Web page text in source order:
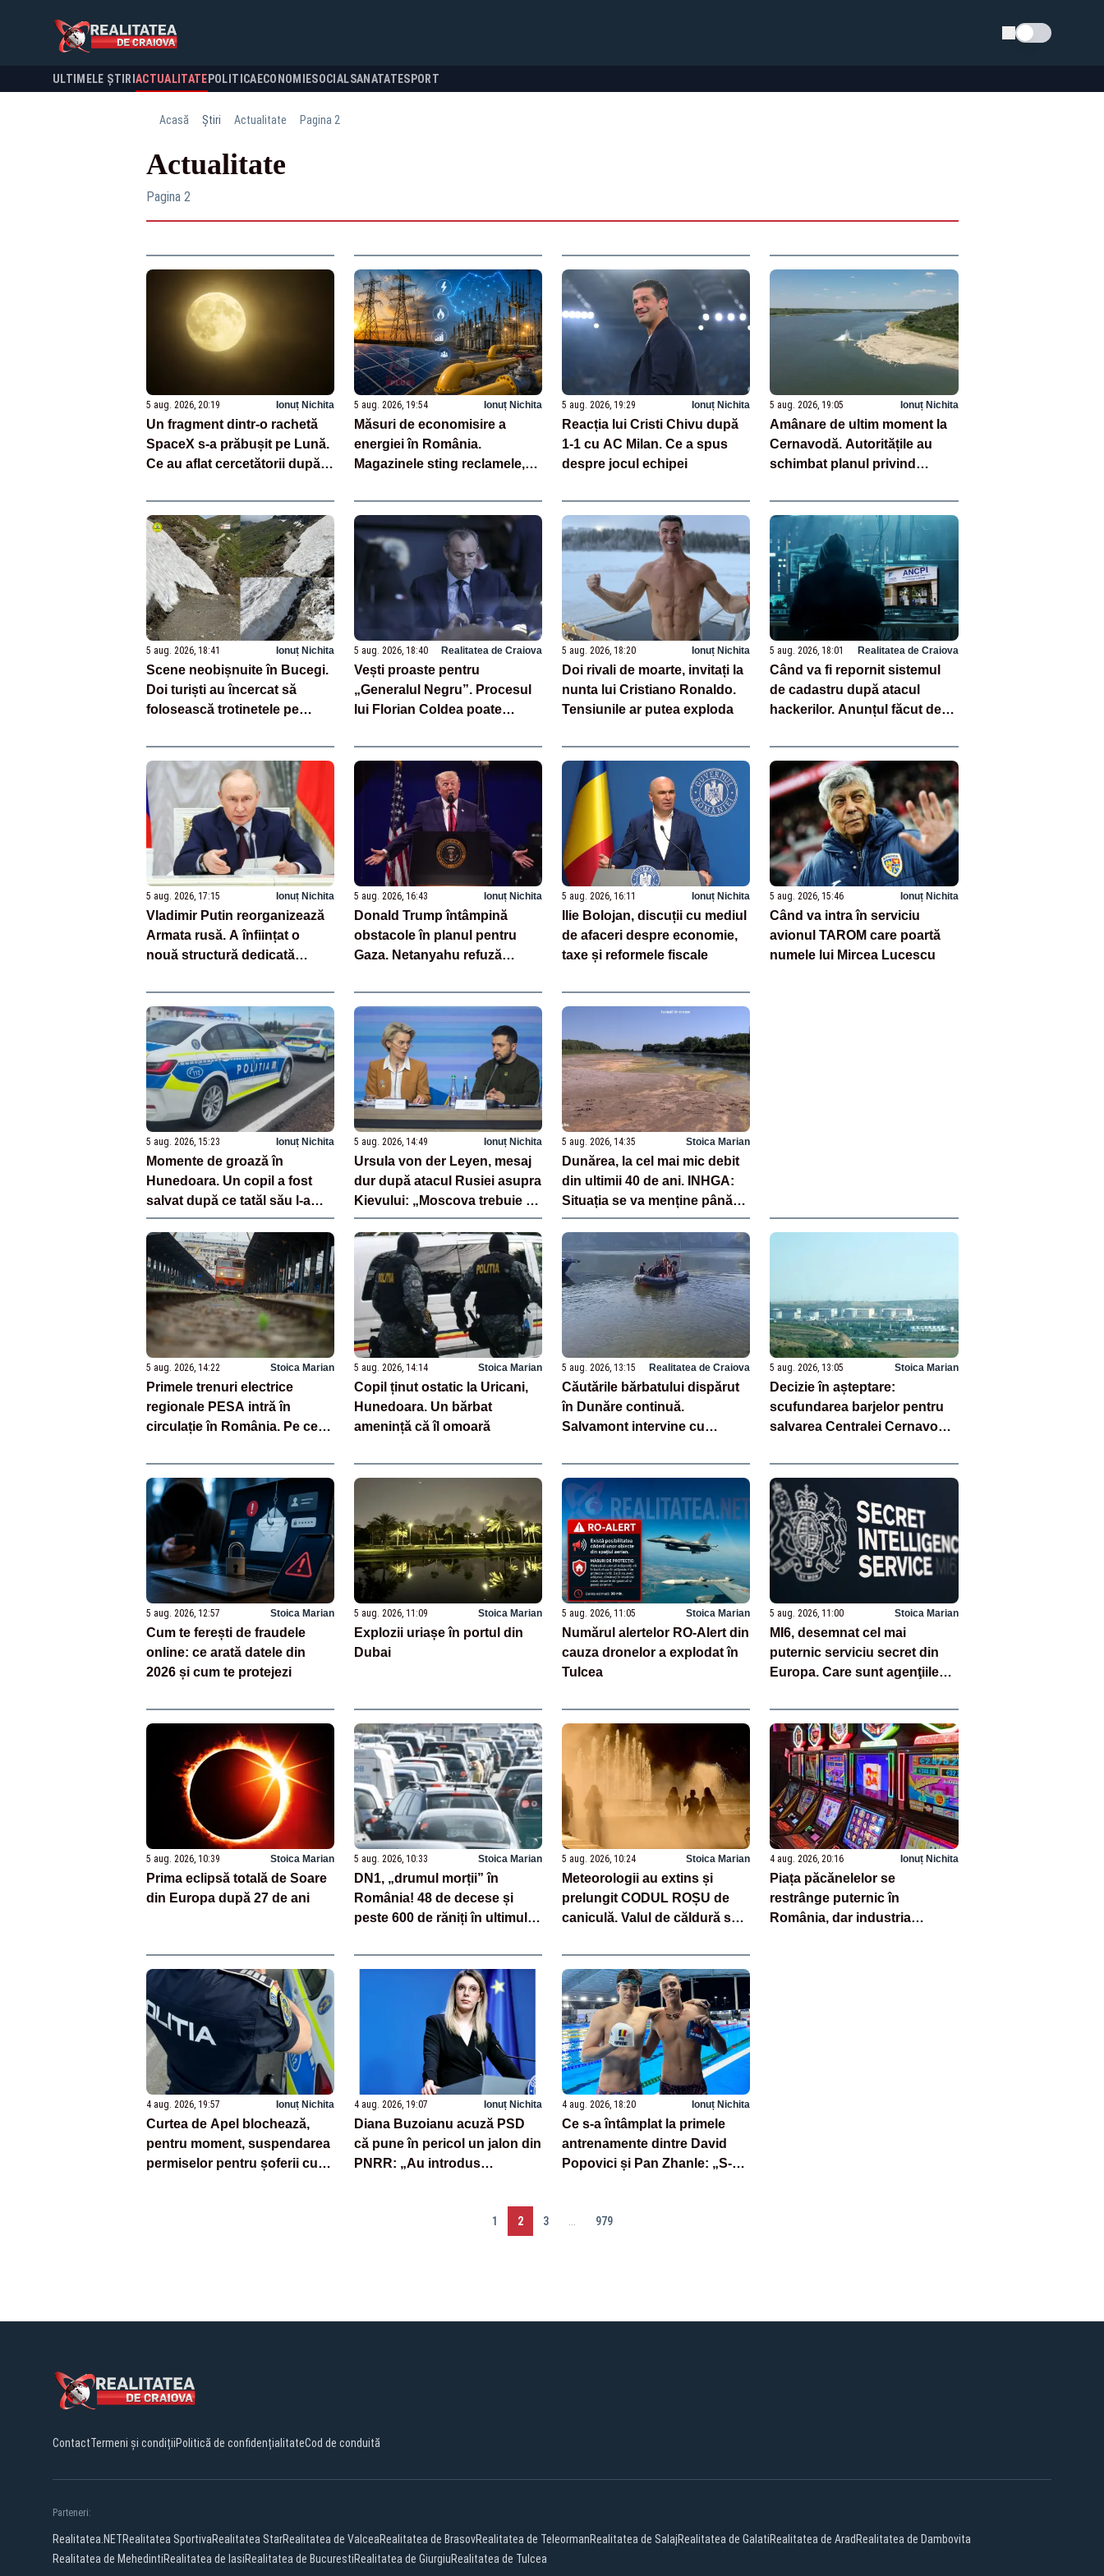
Schimba tema
ULTIMELE ȘTIRI ACTUALITATE POLITICA ECONOMIESOCIALSANATATESPORT
Acasă Știri Actualitate Pagina 2
Actualitate
Pagina 2
5 aug. 2026, 20:19 Ionuț Nichita
Un fragment dintr-o rachetă
SpaceX s-a prăbușit pe Lună.
Ce au aflat cercetătorii după
5 aug. 2026, 19:54 Ionuț Nichita
Măsuri de economisire a
energiei în România.
Magazinele sting reclamele,
consumul
5 aug. 2026, 19:29 Ionuț Nichita
Reacția lui Cristi Chivu după
1-1 cu AC Milan. Ce a spus
despre jocul echipei
5 aug. 2026, 19:05 Ionuț Nichita
Amânare de ultim moment la
Cernavodă. Autoritățile au
schimbat planul privind
5 aug. 2026, 18:41 Ionuț Nichita
Scene neobișnuite în Bucegi.
Doi turiști au încercat să
folosească trotinetele pe
5 aug. 2026, 18:40 Realitatea de Craiova
Vești proaste pentru
„Generalul Negru”. Procesul
lui Florian Coldea poate
validează ancheta DNA
5 aug. 2026, 18:20 Ionuț Nichita
Doi rivali de moarte, invitați la
nunta lui Cristiano Ronaldo.
Tensiunile ar putea exploda
5 aug. 2026, 18:01 Realitatea de Craiova
Când va fi repornit sistemul
de cadastru după atacul
hackerilor. Anunțul făcut de
5 aug. 2026, 17:15 Ionuț Nichita
Vladimir Putin reorganizează
Armata rusă. A înființat o
nouă structură dedicată
5 aug. 2026, 16:43 Ionuț Nichita
Donald Trump întâmpină
obstacole în planul pentru
Gaza. Netanyahu refuză
5 aug. 2026, 16:11 Ionuț Nichita
Ilie Bolojan, discuții cu mediul
de afaceri despre economie,
taxe și reformele fiscale
5 aug. 2026, 15:46 Ionuț Nichita
Când va intra în serviciu
avionul TAROM care poartă
numele lui Mircea Lucescu
5 aug. 2026, 15:23 Ionuț Nichita
Momente de groază în
Hunedoara. Un copil a fost
salvat după ce tatăl său l-a
amenințat cu un cutter
5 aug. 2026, 14:49 Ionuț Nichita
Ursula von der Leyen, mesaj
dur după atacul Rusiei asupra
Kievului: „Moscova trebuie să
plătească”
5 aug. 2026, 14:35 Stoica Marian
Dunărea, la cel mai mic debit
din ultimii 40 de ani. INHGA:
Situația se va menține până
pe 12 august
5 aug. 2026, 14:22 Stoica Marian
Primele trenuri electrice
regionale PESA intră în
circulație în România. Pe ce
5 aug. 2026, 14:14 Stoica Marian
Copil ținut ostatic la Uricani,
Hunedoara. Un bărbat
amenință că îl omoară
5 aug. 2026, 13:15 Realitatea de Craiova
Căutările bărbatului dispărut
în Dunăre continuă.
Salvamont intervine cu
ultimă generație
5 aug. 2026, 13:05 Stoica Marian
Decizie în așteptare:
scufundarea barjelor pentru
salvarea Centralei Cernavodă
5 aug. 2026, 12:57 Stoica Marian
Cum te ferești de fraudele
online: ce arată datele din
2026 și cum te protejezi
5 aug. 2026, 11:09 Stoica Marian
Explozii uriașe în portul din
Dubai
5 aug. 2026, 11:05 Stoica Marian
Numărul alertelor RO-Alert din
cauza dronelor a explodat în
Tulcea
5 aug. 2026, 11:00 Stoica Marian
MI6, desemnat cel mai
puternic serviciu secret din
Europa. Care sunt agenţiile
5 aug. 2026, 10:39 Stoica Marian
Prima eclipsă totală de Soare
din Europa după 27 de ani
5 aug. 2026, 10:33 Stoica Marian
DN1, „drumul morții” în
România! 48 de decese și
peste 600 de răniți în ultimul
5 aug. 2026, 10:24 Stoica Marian
Meteorologii au extins și
prelungit CODUL ROȘU de
caniculă. Valul de căldură se
4 aug. 2026, 20:16 Ionuț Nichita
Piața păcănelelor se
restrânge puternic în
România, dar industria
4 aug. 2026, 19:57 Ionuț Nichita
Curtea de Apel blochează,
pentru moment, suspendarea
permiselor pentru șoferii cu
4 aug. 2026, 19:07 Ionuț Nichita
Diana Buzoianu acuză PSD
că pune în pericol un jalon din
PNRR: „Au introdus
4 aug. 2026, 18:20 Ionuț Nichita
Ce s-a întâmplat la primele
antrenamente dintre David
Popovici și Pan Zhanle: „S-au
1 2 3 ... 979
ContactTermeni și condițiiPolitică de confidențialitateCod de conduită
Parteneri:
Realitatea.NETRealitatea SportivaRealitatea StarRealitatea de ValceaRealitatea de BrasovRealitatea de TeleormanRealitatea de SalajRealitatea de GalatiRealitatea de Arad Realitatea de Dambovita
Realitatea de MehedintiRealitatea de IasiRealitatea de BucurestiRealitatea de GiurgiuRealitatea de Tulcea